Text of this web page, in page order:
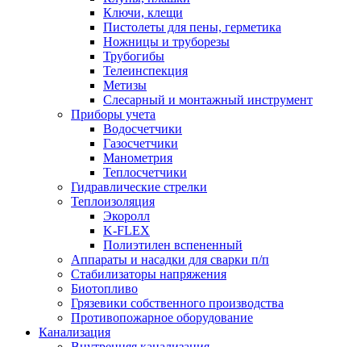
Ключи, клещи
Пистолеты для пены, герметика
Ножницы и труборезы
Трубогибы
Телеинспекция
Метизы
Слесарный и монтажный инструмент
Приборы учета
Водосчетчики
Газосчетчики
Манометрия
Теплосчетчики
Гидравлические стрелки
Теплоизоляция
Экоролл
K-FLEX
Полиэтилен вспененный
Аппараты и насадки для сварки п/п
Стабилизаторы напряжения
Биотопливо
Грязевики собственного производства
Противопожарное оборудование
Канализация